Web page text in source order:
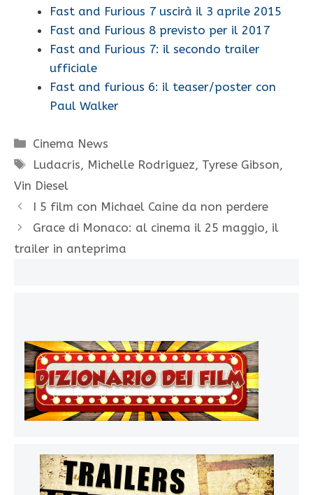
Fast and Furious 7 uscirà il 3 aprile 2015
Fast and Furious 8 previsto per il 2017
Fast and Furious 7: il secondo trailer
ufficiale
Fast and furious 6: il teaser/poster con
Paul Walker
Categorie
Cinema News
Tag
Ludacris, Michelle Rodriguez, Tyrese Gibson,
Vin Diesel
I 5 film con Michael Caine da non perdere
Grace di Monaco: al cinema il 25 maggio, il
trailer in anteprima